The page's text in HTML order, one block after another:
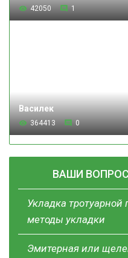
42050 1
Василек
364413 0
ВАШИ
Укладка
методы укладки
Эмитерная или